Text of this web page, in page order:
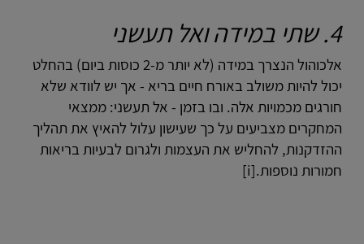
4. שתי במידה ואל תעשני
אלכוהול הנצרך במידה (לא יותר מ-2 כוסות ביום) בהחלט
יכול להיות משולב באורח חיים בריא - אך יש לוודא שלא
חורגים מכמויות אלה. ובו בזמן - אל תעשני: ממצאי
המחקרים מצביעים על כך שעישון עלול להאיץ את תהליך
ההזדקנות, להחליש את העצמות ולגרום לבעיות בריאות
חמורות נוספות.[i]